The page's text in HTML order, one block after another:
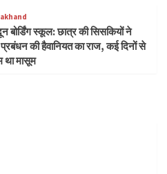
बोर्डिंग स्कूल: छात्र की सिसकियों ने
की हैवानियत का राज, कई दिनों से
था मासूम